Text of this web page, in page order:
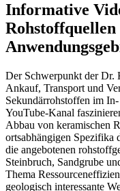
Informative
Der Schwerpunkt der Dr.
Ankauf, Transport und
Sekundärrohstoffen im
YouTube-Kanal
Abbau von keramischen
ortsabhängigen Spezifika
die angebotenen
Steinbruch, Sandgrube
Thema
geologisch interessante